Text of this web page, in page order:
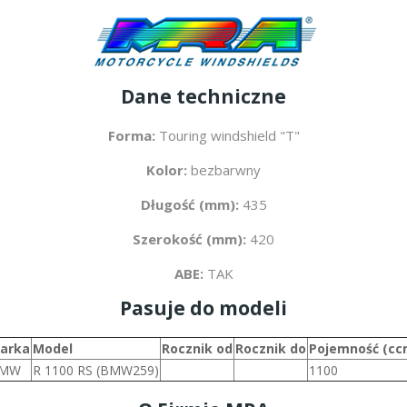
Dane techniczne
Forma: Touring windshield "T"
Kolor: bezbarwny
Długość (mm): 435
Szerokość (mm): 420
ABE: TAK
Pasuje do modeli
Model Rocznik od Rocznik do Pojemność
R 1100 RS (BMW259) 1100